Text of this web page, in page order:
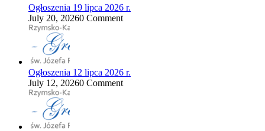
Ogłoszenia 19 lipca 2026 r.
July 20, 20260 Comment
Ogłoszenia 12 lipca 2026 r.
July 12, 20260 Comment